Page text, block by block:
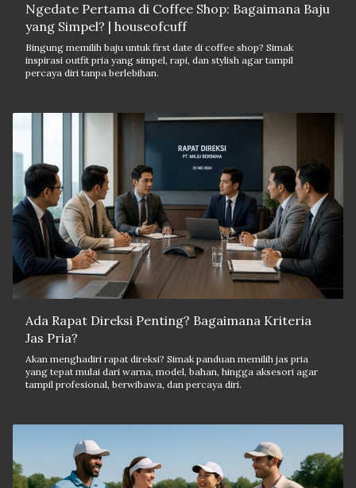
Ngedate Pertama di Coffee Shop: Bagaimana Baju
yang Simpel? | houseofcuff
Bingung memilih baju untuk first date di coffee shop? Simak
inspirasi outfit pria yang simpel, rapi, dan stylish agar tampil
percaya diri tanpa berlebihan.
Ada Rapat Direksi Penting? Bagaimana Kriteria
Jas Pria?
Akan menghadiri rapat direksi? Simak panduan memilih jas pria
yang tepat mulai dari warna, model, bahan, hingga aksesori agar
tampil profesional, berwibawa, dan percaya diri.